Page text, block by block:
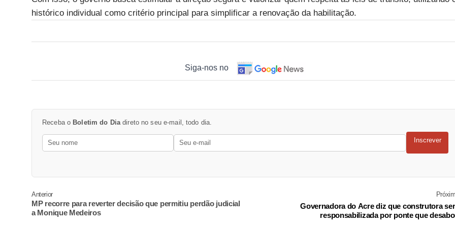
histórico individual como critério principal para simplificar a renovação da habilitação.
Siga-nos no
Receba o Boletim do Dia direto no seu e-mail, todo dia.
Inscrever
Anterior
MP recorre para reverter decisão que permitiu perdão judicial
a Monique Medeiros
Governadora do Acre diz que construtora
responsabilizada por ponte que